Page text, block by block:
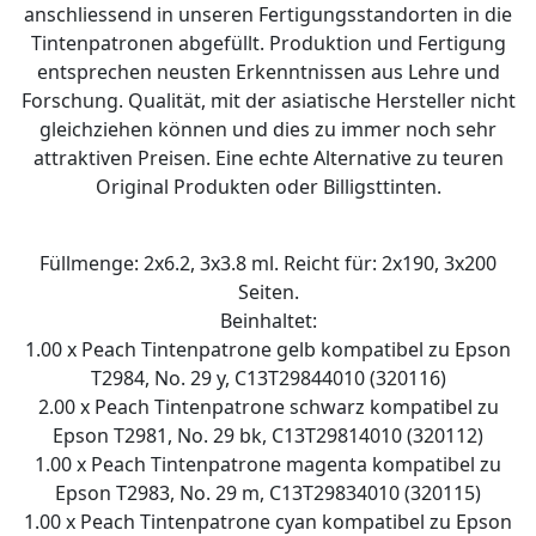
anschliessend in unseren Fertigungsstandorten in die
Tintenpatronen abgefüllt. Produktion und Fertigung
entsprechen neusten Erkenntnissen aus Lehre und
Forschung. Qualität, mit der asiatische Hersteller nicht
gleichziehen können und dies zu immer noch sehr
attraktiven Preisen. Eine echte Alternative zu teuren
Original Produkten oder Billigsttinten.
Füllmenge: 2x6.2, 3x3.8 ml. Reicht für: 2x190, 3x200
Seiten.
Beinhaltet:
1.00 x Peach Tintenpatrone gelb kompatibel zu Epson
T2984, No. 29 y, C13T29844010 (320116)
2.00 x Peach Tintenpatrone schwarz kompatibel zu
Epson T2981, No. 29 bk, C13T29814010 (320112)
1.00 x Peach Tintenpatrone magenta kompatibel zu
Epson T2983, No. 29 m, C13T29834010 (320115)
1.00 x Peach Tintenpatrone cyan kompatibel zu Epson